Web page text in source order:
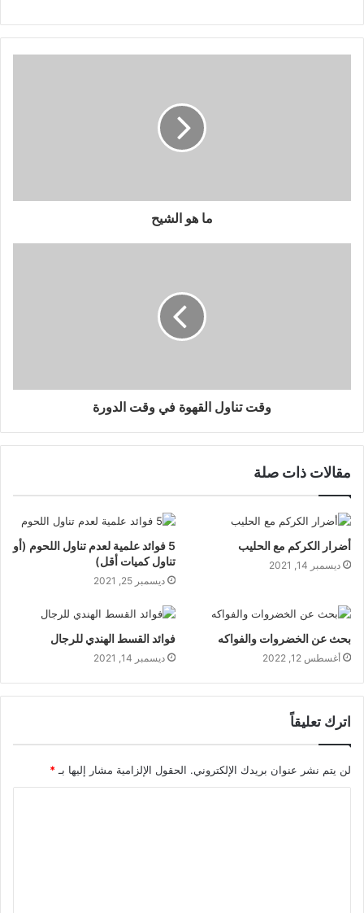
ما هو الشيح
وقت تناول القهوة في وقت الدورة
مقالات ذات صلة
أضرار الكركم مع الحليب
ديسمبر 14, 2021
5 فوائد علمية لعدم تناول اللحوم (أو
تناول كميات أقل)
ديسمبر 25, 2021
بحث عن الخضروات والفواكه
أغسطس 12, 2022
فوائد القسط الهندي للرجال
ديسمبر 14, 2021
اترك تعليقاً
لن يتم نشر عنوان بريدك الإلكتروني. الحقول الإلزامية مشار إليها بـ *